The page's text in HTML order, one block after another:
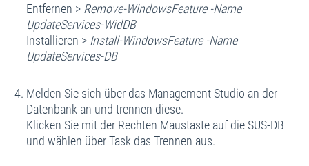
Entfernen > Remove-WindowsFeature -Name
UpdateServices-WidDB
Installieren > Install-WindowsFeature -Name
UpdateServices-DB
Melden Sie sich über das Management Studio an der
Datenbank an und trennen diese.
Klicken Sie mit der Rechten Maustaste auf die SUS-DB
und wählen über Task das Trennen aus.